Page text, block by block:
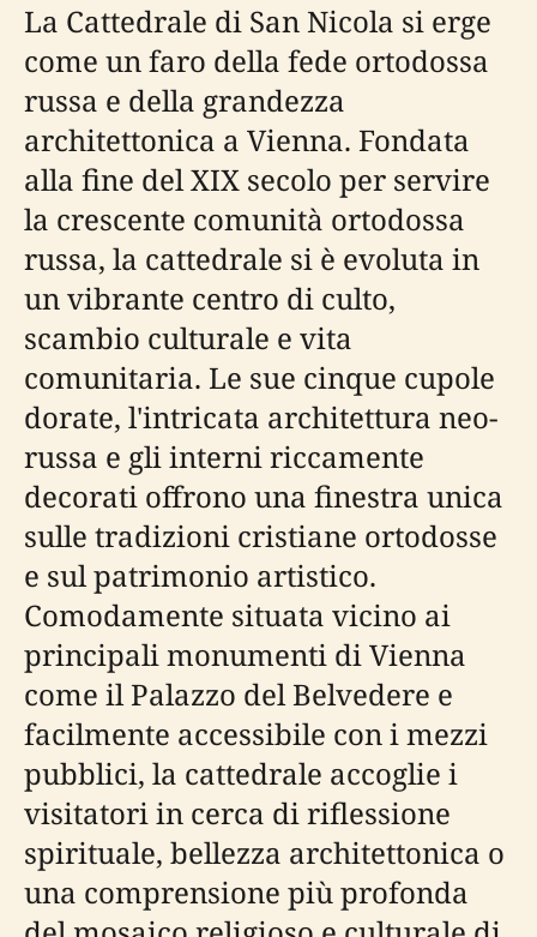
La Cattedrale di San Nicola si erge
come un faro della fede ortodossa
russa e della grandezza
architettonica a Vienna. Fondata
alla fine del XIX secolo per servire
la crescente comunità ortodossa
russa, la cattedrale si è evoluta in
un vibrante centro di culto,
scambio culturale e vita
comunitaria. Le sue cinque cupole
dorate, l'intricata architettura neo-
russa e gli interni riccamente
decorati offrono una finestra unica
sulle tradizioni cristiane ortodosse
e sul patrimonio artistico.
Comodamente situata vicino ai
principali monumenti di Vienna
come il Palazzo del Belvedere e
facilmente accessibile con i mezzi
pubblici, la cattedrale accoglie i
visitatori in cerca di riflessione
spirituale, bellezza architettonica o
una comprensione più profonda